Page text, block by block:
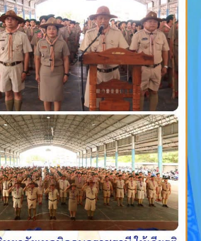
อุบลราชธานี การรับบุคคลเข้าศึกษาต่อ
ปีการศึกษา 2563 ประเภทโควตา
วท.อุบลฯ จัดประชุมเพื่อสร้าง
ความเข้าใจ เกี่ยวกับคู่มือ
Maintenance Training
Organisation Exposition (MTOE)
วท.อุบลฯ ลงนามบันทึกความ
เข้าใจร่วมมือ (MOU) ร่วมกับ
บริษัท ทีเจซี คอร์ปอเรชั่น
จำกัด เพื่อการเรียนการสอน
อาชีวศึกษา